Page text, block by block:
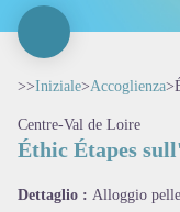
>>Iniziale>Accoglienza>
Centre-Val de Loire
Éthic Étapes
Dettaglio : Alloggio